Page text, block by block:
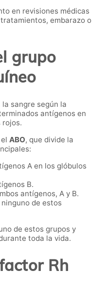
en revisiones médicas
embarazo o
grupo
sangre según la
antígenos en
rojos.
ABO, que divide la
A en los glóbulos
B.
antígenos, A y B.
de estos
de estos grupos y
toda la vida.
Rh